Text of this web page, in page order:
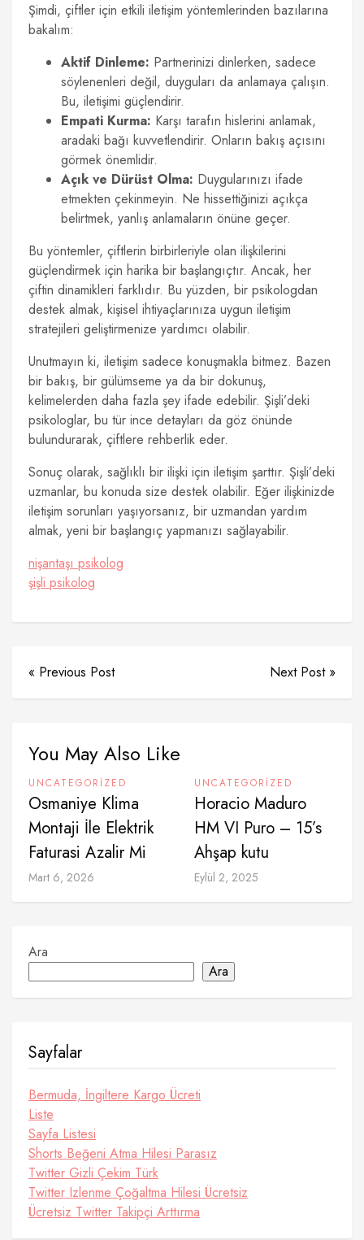
Şimdi, çiftler için etkili iletişim yöntemlerinden bazılarına
bakalım:
Aktif Dinleme: Partnerinizi dinlerken, sadece
söylenenleri değil, duyguları da anlamaya çalışın.
Bu, iletişimi güçlendirir.
Empati Kurma: Karşı tarafın hislerini anlamak,
aradaki bağı kuvvetlendirir. Onların bakış açısını
görmek önemlidir.
Açık ve Dürüst Olma: Duygularınızı ifade
etmekten çekinmeyin. Ne hissettiğinizi açıkça
belirtmek, yanlış anlamaların önüne geçer.
Bu yöntemler, çiftlerin birbirleriyle olan ilişkilerini
güçlendirmek için harika bir başlangıçtır. Ancak, her
çiftin dinamikleri farklıdır. Bu yüzden, bir psikologdan
destek almak, kişisel ihtiyaçlarınıza uygun iletişim
stratejileri geliştirmenize yardımcı olabilir.
Unutmayın ki, iletişim sadece konuşmakla bitmez. Bazen
bir bakış, bir gülümseme ya da bir dokunuş,
kelimelerden daha fazla şey ifade edebilir. Şişli’deki
psikologlar, bu tür ince detayları da göz önünde
bulundurarak, çiftlere rehberlik eder.
Sonuç olarak, sağlıklı bir ilişki için iletişim şarttır. Şişli’deki
uzmanlar, bu konuda size destek olabilir. Eğer ilişkinizde
iletişim sorunları yaşıyorsanız, bir uzmandan yardım
almak, yeni bir başlangıç yapmanızı sağlayabilir.
nişantaşı psikolog
şişli psikolog
« Previous Post Next Post »
You May Also Like
UNCATEGORIZED
Osmaniye Klima
Montaji İle Elektrik
Faturasi Azalir Mi
Mart 6, 2026
UNCATEGORIZED
Horacio Maduro
HM VI Puro – 15’s
Ahşap kutu
Eylül 2, 2025
Ara
Ara
Sayfalar
Bermuda, İngiltere Kargo Ücreti
Liste
Sayfa Listesi
Shorts Beğeni Atma Hilesi Parasız
Twitter Gizli Çekim Türk
Twitter Izlenme Çoğaltma Hilesi Ücretsiz
Ücretsiz Twitter Takipçi Arttırma